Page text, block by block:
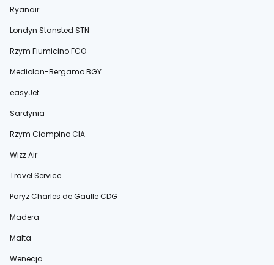
Ryanair
Londyn Stansted STN
Rzym Fiumicino FCO
Mediolan-Bergamo BGY
easyJet
Sardynia
Rzym Ciampino CIA
Wizz Air
Travel Service
Paryż Charles de Gaulle CDG
Madera
Malta
Wenecja